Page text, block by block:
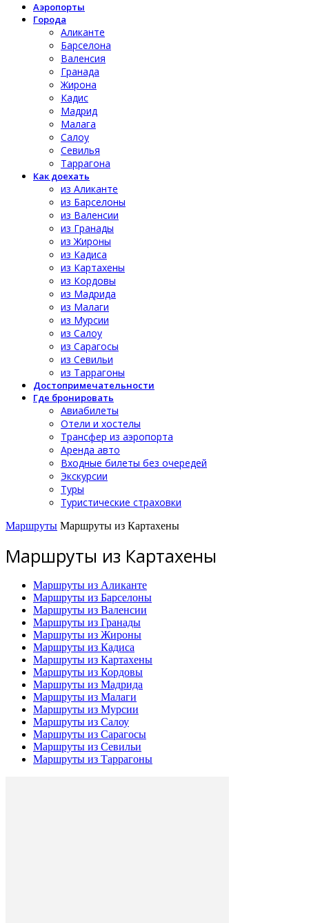
Аэропорты
Города
Аликанте
Барселона
Валенсия
Гранада
Жирона
Кадис
Мадрид
Малага
Салоу
Севилья
Таррагона
Как доехать
из Аликанте
из Барселоны
из Валенсии
из Гранады
из Жироны
из Кадиса
из Картахены
из Кордовы
из Мадрида
из Малаги
из Мурсии
из Салоу
из Сарагосы
из Севильи
из Таррагоны
Достопримечательности
Где бронировать
Авиабилеты
Отели и хостелы
Трансфер из аэропорта
Аренда авто
Входные билеты без очередей
Экскурсии
Туры
Туристические страховки
Маршруты Маршруты из Картахены
Маршруты из Картахены
Маршруты из Аликанте
Маршруты из Барселоны
Маршруты из Валенсии
Маршруты из Гранады
Маршруты из Жироны
Маршруты из Кадиса
Маршруты из Картахены
Маршруты из Кордовы
Маршруты из Мадрида
Маршруты из Малаги
Маршруты из Мурсии
Маршруты из Салоу
Маршруты из Сарагосы
Маршруты из Севильи
Маршруты из Таррагоны